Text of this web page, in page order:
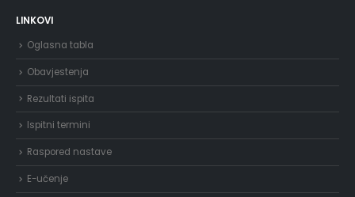
LINKOVI
Oglasna tabla
Obavjestenja
Rezultati ispita
Ispitni termini
Raspored nastave
E-učenje